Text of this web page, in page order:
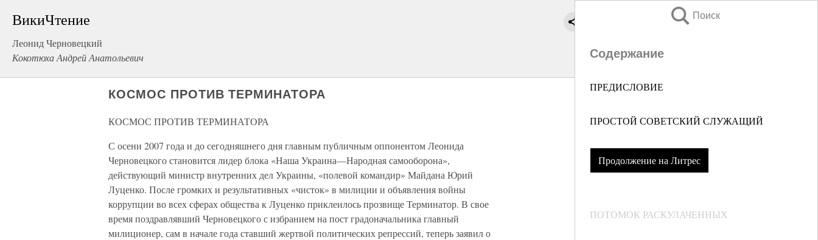
ВикиЧтение
Леонид Черновецкий
Кокотюха Андрей Анатольевич
Поиск
Содержание
ПРЕДИСЛОВИЕ
ПРОСТОЙ СОВЕТСКИЙ СЛУЖАЩИЙ
Продолжение на Литрес
ПОТОМОК РАСКУЛАЧЕННЫХ
КОСМОС ПРОТИВ ТЕРМИНАТОРА
КОСМОС ПРОТИВ ТЕРМИНАТОРА
С осени 2007 года и до сегодняшнего дня главным публичным оппонентом Леонида
Черновецкого становится лидер блока «Наша Украина—Народная самооборона»,
действующий министр внутренних дел Украины, «полевой командир» Майдана Юрий
Луценко. После громких и результативных «чисток» в милиции и объявления войны
коррупции во всех сферах общества к Луценко приклеилось прозвище Терминатор. В свое
время поздравлявший Черновецкого с избранием на пост градоначальника главный
милиционер, сам в начале года ставший жертвой политических репрессий, теперь заявил о